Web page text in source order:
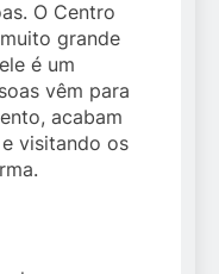
O Centro
grande
é um
vêm para
acabam
visitando os